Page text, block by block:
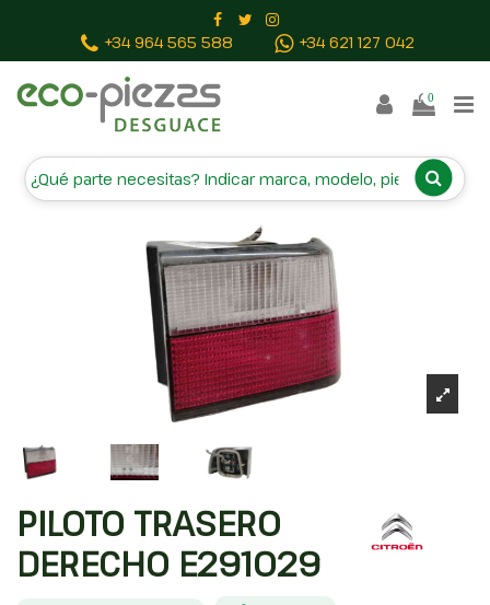
+34 964 565 588 +34 621 127 042
0
PILOTO TRASERO DERECHO
PILOTO TRASERO
DERECHO E291029